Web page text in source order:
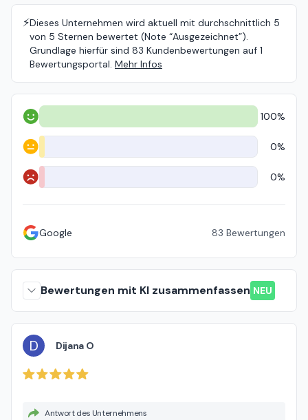
⚡️Dieses Unternehmen wird aktuell mit durchschnittlich 5
von 5 Sternen bewertet (Note “Ausgezeichnet”).
Grundlage hierfür sind 83 Kundenbewertungen auf 1
Bewertungsportal. Mehr Infos
Positiv 100%
Neutral 0%
Negativ 0%
Google 83 Bewertungen
Bewertungen mit KI zusammenfassen NEU
D Dijana O
Antwort des Unternehmens